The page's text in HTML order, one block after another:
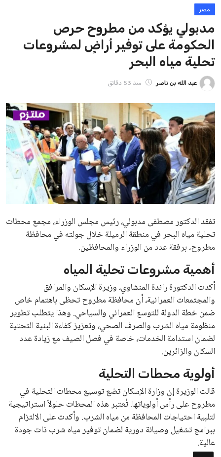
مصر
مدبولي يؤكد من مطروح حرص
الحكومة على توفير أراضٍ لمشروعات
تحلية مياه البحر
عبد الله بن ناصر منذ 53 دقائق
تفقد الدكتور مصطفى مدبولي، رئيس مجلس الوزراء، مجمع محطات
تحلية مياه البحر في منطقة الرميلة خلال جولته في محافظة
مطروح، برفقة عدد من الوزراء والمحافظين.
أهمية مشروعات تحلية المياه
أكدت الدكتورة راندة المنشاوي، وزيرة الإسكان والمرافق
والمجتمعات العمرانية، أن محافظة مطروح تحظى باهتمام خاص
ضمن خطة الدولة للتوسع العمراني والسياحي. وهذا يتطلب تطوير
منظومة مياه الشرب والصرف الصحي، وتعزيز كفاءة البنية التحتية
لضمان استدامة الخدمات، خاصة في فصل الصيف مع زيادة عدد
السكان والزائرين.
أولوية محطات التحلية
قالت الوزيرة إن وزارة الإسكان تضع توسيع محطات التحلية في
مطروح على رأس أولوياتها. تُعتبر هذه المحطات حلولاً استراتيجية
لتلبية احتياجات المحافظة من مياه الشرب. وأكدت على الالتزام
ببرامج تشغيل وصيانة دورية لضمان توفير مياه شرب ذات جودة
عالية.